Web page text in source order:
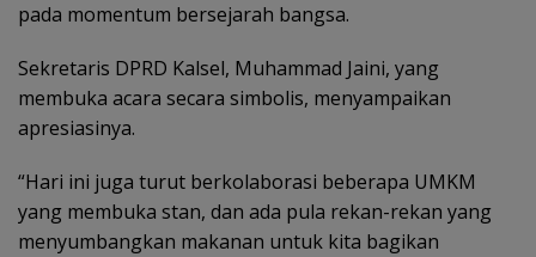
pada momentum bersejarah bangsa.
Sekretaris DPRD Kalsel, Muhammad Jaini, yang
membuka acara secara simbolis, menyampaikan
apresiasinya.
“Hari ini juga turut berkolaborasi beberapa UMKM
yang membuka stan, dan ada pula rekan-rekan yang
menyumbangkan makanan untuk kita bagikan